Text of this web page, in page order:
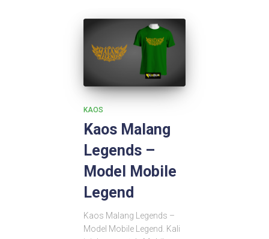
KAOS
Kaos Malang
Legends –
Model Mobile
Legend
Kaos Malang Legends –
Model Mobile Legend. Kali